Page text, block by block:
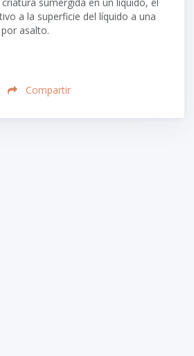
a la superficie del líquido a una
por asalto.
Compartir